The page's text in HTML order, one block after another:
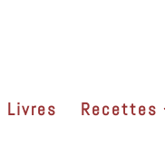
Livres Recettes